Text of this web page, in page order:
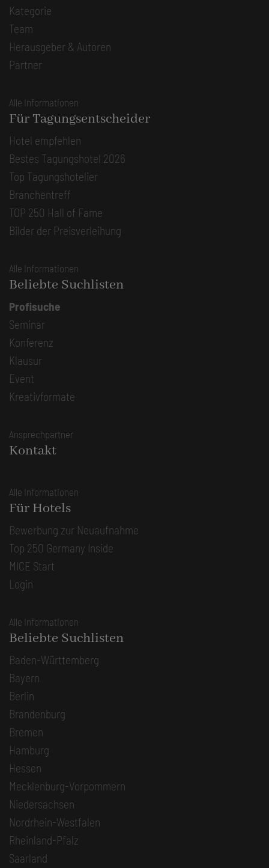
Kategorie
Team
Herausgeber & Autoren
Partner
Alle Informationen
Für Tagungsentscheider
Hotel empfehlen
Bestes Tagungshotel 2026
Top Tagungshotelier
Branchentreff
TOP 250 Hall of Fame
Bilder der Preisverleihung
Alle Informationen
Beliebte Suchlisten
Profisuche
Seminar
Konferenz
Klausur
Event
Kreativformate
Ansprechpartner
Kontakt
Alle Informationen
Für Hotels
Bewerbung zur Neuaufnahme
Top 250 Germany Inside
MICE Start
Login
Alle Informationen
Beliebte Suchlisten
Baden-Württemberg
Bayern
Berlin
Brandenburg
Bremen
Hamburg
Hessen
Mecklenburg-Vorpommern
Niedersachsen
Nordrhein-Westfalen
Rheinland-Pfalz
Saarland